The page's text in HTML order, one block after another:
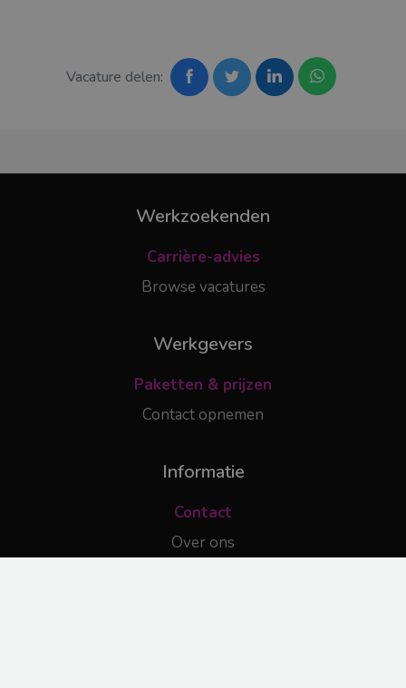
Vacature delen:
Werkzoekenden
Carrière-advies
Browse vacatures
Werkgevers
Paketten & prijzen
Contact opnemen
Informatie
Contact
Over ons